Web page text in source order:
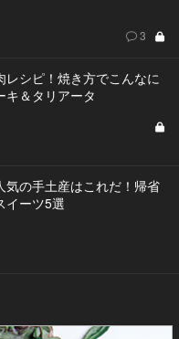
3
レシピ！焼き方でこんなに
キ＆タリアータ
気の手土産はこれだ！帰省
イーツ5選